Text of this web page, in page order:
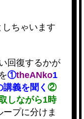
ちゃいます
回復するかが
①theANko1
義を聞く ②
しながら1時
ープに分けま